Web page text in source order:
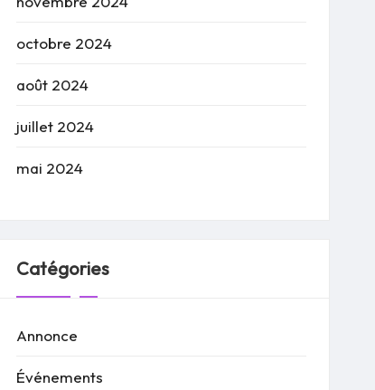
octobre 2024
août 2024
juillet 2024
mai 2024
Catégories
Annonce
Événements